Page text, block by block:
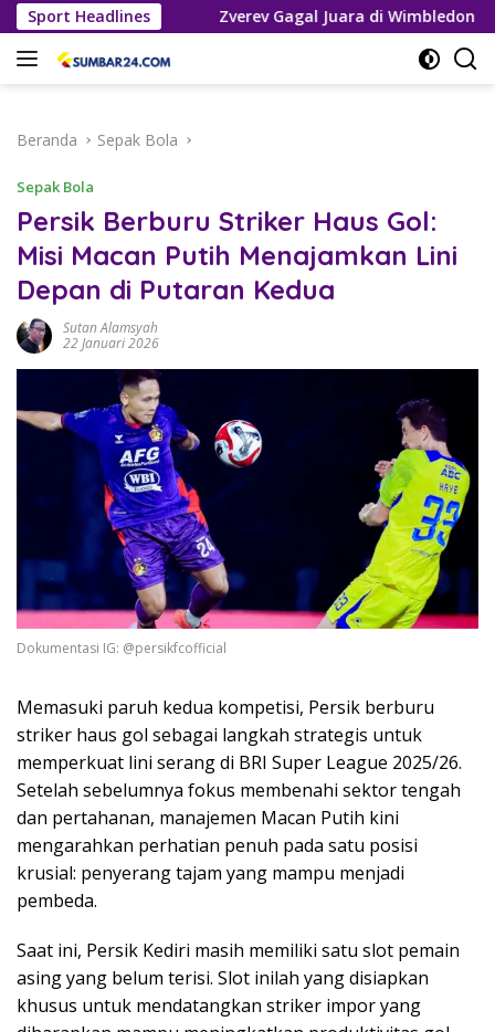
Langsung
ke
konten
Sport Headlines
2026 Zverev Gagal Juara di Wimbledon 2026, Tetap
Beranda Sepak Bola
Sepak Bola
Persik Berburu Striker Haus Gol:
Misi Macan Putih Menajamkan Lini
Depan di Putaran Kedua
Sutan Alamsyah
22 Januari 2026
Dokumentasi IG: @persikfcofficial
Memasuki paruh kedua kompetisi, Persik berburu
striker haus gol sebagai langkah strategis untuk
memperkuat lini serang di BRI Super League 2025/26.
Setelah sebelumnya fokus membenahi sektor tengah
dan pertahanan, manajemen Macan Putih kini
mengarahkan perhatian penuh pada satu posisi
krusial: penyerang tajam yang mampu menjadi
pembeda.
Saat ini, Persik Kediri masih memiliki satu slot pemain
asing yang belum terisi. Slot inilah yang disiapkan
khusus untuk mendatangkan striker impor yang